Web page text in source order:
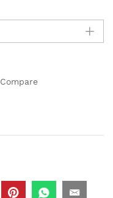
Compare